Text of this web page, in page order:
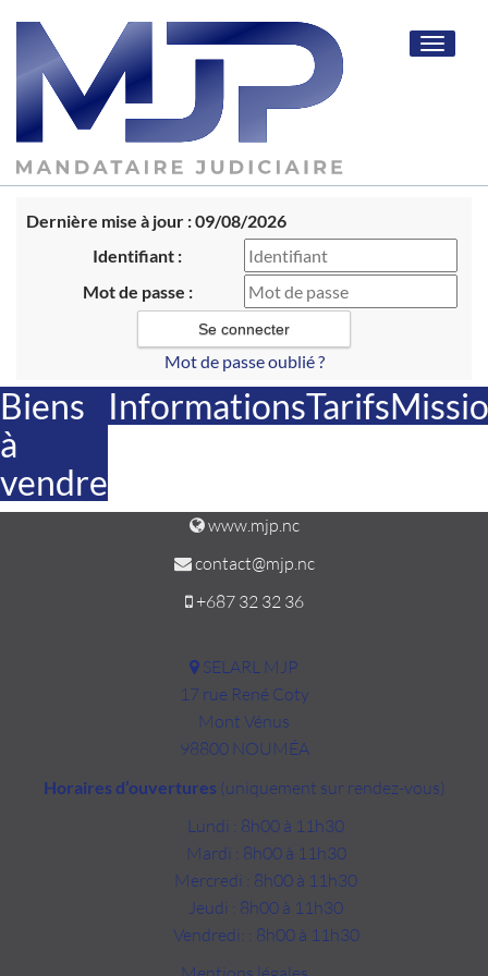
Toggle
Dernière mise à jour : 09/08/2026
Identifiant :
Mot de passe :
Mot de passe oublié ?
Biens
à
vendre
InformationsTarifs
www.mjp.nc
contact@mjp.nc
+687 32 32 36
SELARL MJP
17 rue René Coty
Mont Vénus
98800 NOUMÉA
Horaires d’ouvertures (uniquement sur rendez-vous)
Lundi : 8h00 à 11h30
Mardi : 8h00 à 11h30
Mercredi : 8h00 à 11h30
Jeudi : 8h00 à 11h30
Vendredi: : 8h00 à 11h30